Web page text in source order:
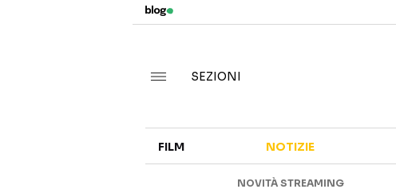
SEZIONI
FILM NOTIZIE
NOVITÀ STREAMING